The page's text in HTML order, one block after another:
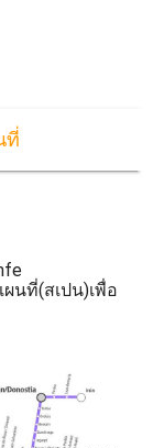
ที่
นที่(สเปน)เพื่อ